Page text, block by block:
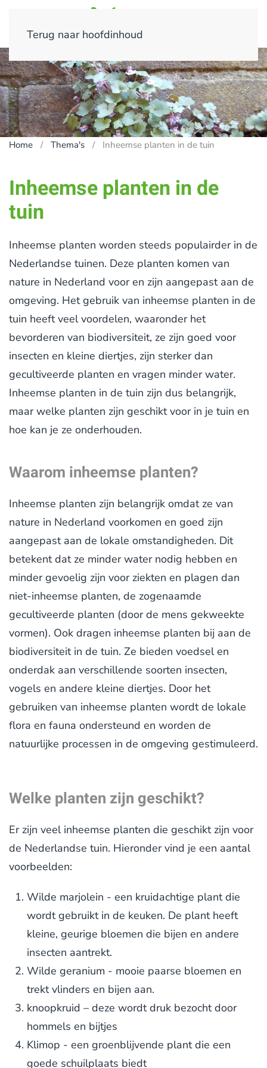
Terug naar hoofdinhoud
Home Thema's Inheemse planten in de tuin
Inheemse planten in de
tuin
Inheemse planten worden steeds populairder in de
Nederlandse tuinen. Deze planten komen van
nature in Nederland voor en zijn aangepast aan de
omgeving. Het gebruik van inheemse planten in de
tuin heeft veel voordelen, waaronder het
bevorderen van biodiversiteit, ze zijn goed voor
insecten en kleine diertjes, zijn sterker dan
gecultiveerde planten en vragen minder water.
Inheemse planten in de tuin zijn dus belangrijk,
maar welke planten zijn geschikt voor in je tuin en
hoe kan je ze onderhouden.
Waarom inheemse planten?
Inheemse planten zijn belangrijk omdat ze van
nature in Nederland voorkomen en goed zijn
aangepast aan de lokale omstandigheden. Dit
betekent dat ze minder water nodig hebben en
minder gevoelig zijn voor ziekten en plagen dan
niet-inheemse planten, de zogenaamde
gecultiveerde planten (door de mens gekweekte
vormen). Ook dragen inheemse planten bij aan de
biodiversiteit in de tuin. Ze bieden voedsel en
onderdak aan verschillende soorten insecten,
vogels en andere kleine diertjes. Door het
gebruiken van inheemse planten wordt de lokale
flora en fauna ondersteund en worden de
natuurlijke processen in de omgeving gestimuleerd.
Welke planten zijn geschikt?
Er zijn veel inheemse planten die geschikt zijn voor
de Nederlandse tuin. Hieronder vind je een aantal
voorbeelden:
Wilde marjolein - een kruidachtige plant die
wordt gebruikt in de keuken. De plant heeft
kleine, geurige bloemen die bijen en andere
insecten aantrekt.
Wilde geranium - mooie paarse bloemen en
trekt vlinders en bijen aan.
knoopkruid – deze wordt druk bezocht door
hommels en bijtjes
Klimop - een groenblijvende plant die een
goede schuilplaats biedt